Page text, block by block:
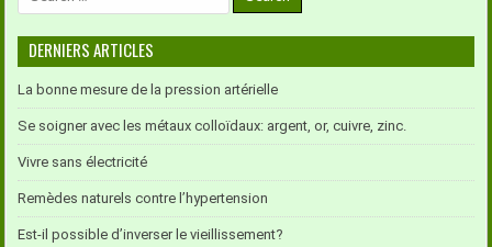
for:
DERNIERS ARTICLES
La bonne mesure de la pression artérielle
Se soigner avec les métaux colloïdaux: argent, or, cuivre, zinc.
Vivre sans électricité
Remèdes naturels contre l’hypertension
Est-il possible d’inverser le vieillissement?